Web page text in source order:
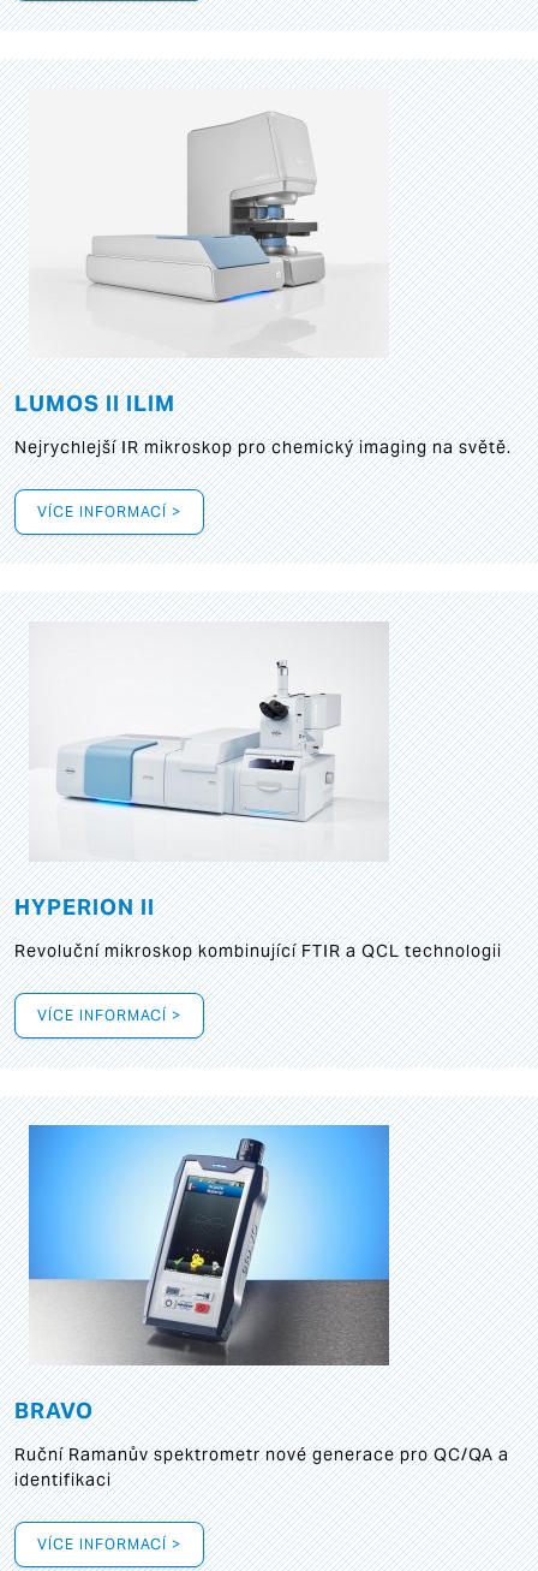
LUMOS II ILIM
Nejrychlejší IR mikroskop pro chemický imaging na světě.
VÍCE INFORMACÍ >
HYPERION II
Revoluční mikroskop kombinující FTIR a QCL technologii
VÍCE INFORMACÍ >
BRAVO
Ruční Ramanův spektrometr nové generace pro QC/QA a
identifikaci
VÍCE INFORMACÍ >